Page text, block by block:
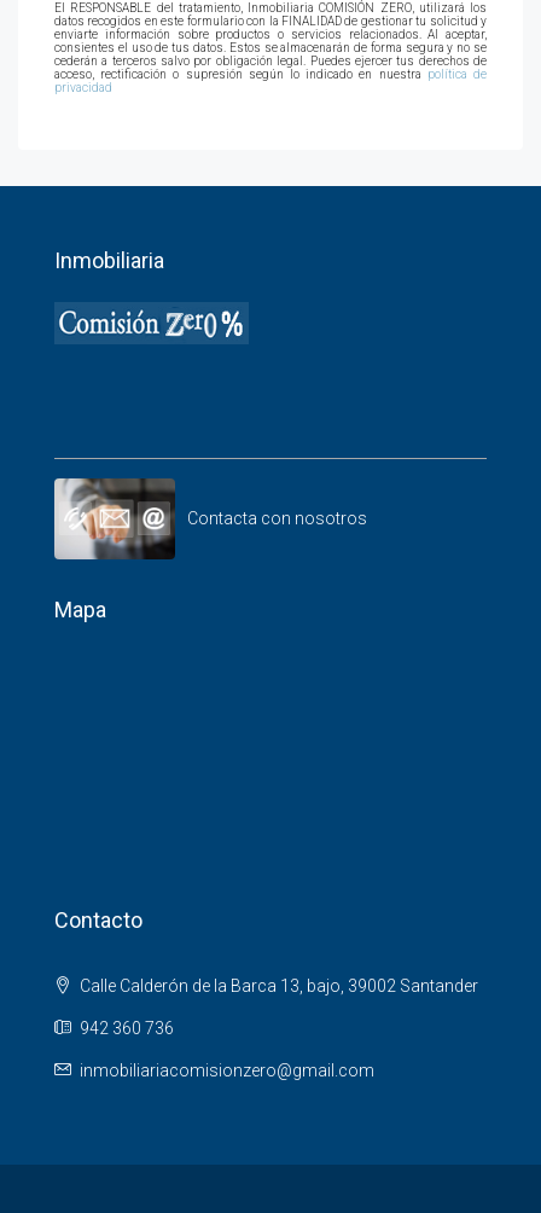
El RESPONSABLE del tratamiento, Inmobiliaria COMISIÓN ZERO, utilizará los
datos recogidos en este formulario con la FINALIDAD de gestionar tu solicitud y
enviarte información sobre productos o servicios relacionados. Al aceptar,
consientes el uso de tus datos. Estos se almacenarán de forma segura y no se
cederán a terceros salvo por obligación legal. Puedes ejercer tus derechos de
acceso, rectificación o supresión según lo indicado en nuestra
política de
privacidad
Inmobiliaria
Contacta con nosotros
Mapa
Contacto
Calle Calderón de la Barca 13, bajo, 39002 Santander
942 360 736
inmobiliariacomisionzero@gmail.com